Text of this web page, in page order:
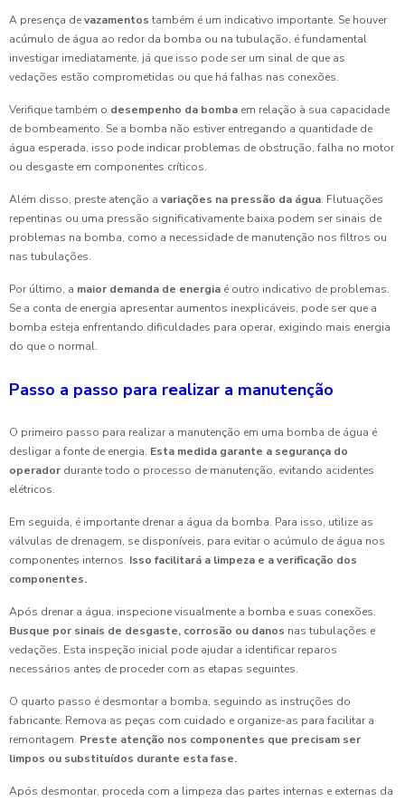
A presença devazamentos também é um indicativo importante. Se houver
acúmulo de água ao redor da bomba ou na tubulação, é fundamental
investigar imediatamente, já que isso pode ser um sinal de que as
vedações estão comprometidas ou que há falhas nas conexões.
Verifique também o desempenho da bomba em relação à sua capacidade
de bombeamento. Se a bomba não estiver entregando a quantidade de
água esperada, isso pode indicar problemas de obstrução, falha no motor
ou desgaste em componentes críticos.
Além disso, preste atenção a variações na pressão da água. Flutuações
repentinas ou uma pressão significativamente baixa podem ser sinais de
problemas na bomba, como a necessidade de manutenção nos filtros ou
nas tubulações.
Por último, a maior demanda de energia é outro indicativo de problemas.
Se a conta de energia apresentar aumentos inexplicáveis, pode ser que a
bomba esteja enfrentando dificuldades para operar, exigindo mais energia
do que o normal.
Passo a passo para realizar a manutenção
O primeiro passo para realizar a manutenção em uma bomba de água é
desligar a fonte de energia. Esta medida garante a segurança do
operador durante todo o processo de manutenção, evitando acidentes
elétricos.
Em seguida, é importante drenar a água da bomba. Para isso, utilize as
válvulas de drenagem, se disponíveis, para evitar o acúmulo de água nos
componentes internos. Isso facilitará a limpeza e a verificação dos
componentes.
Após drenar a água, inspecione visualmente a bomba e suas conexões.
Busque por sinais de desgaste, corrosão ou danos nas tubulações e
vedações. Esta inspeção inicial pode ajudar a identificar reparos
necessários antes de proceder com as etapas seguintes.
O quarto passo é desmontar a bomba, seguindo as instruções do
fabricante. Remova as peças com cuidado e organize-as para facilitar a
remontagem. Preste atenção nos componentes que precisam ser
limpos ou substituídos durante esta fase.
Após desmontar, proceda com a limpeza das partes internas e externas da